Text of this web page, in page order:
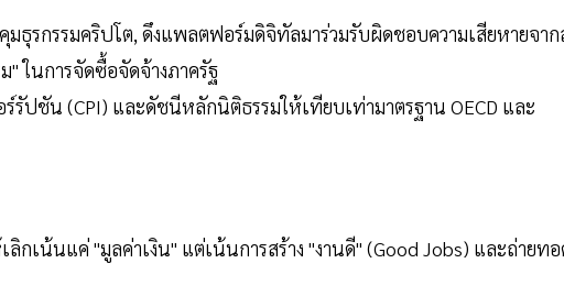
ธุรกรรมคริปโต, ดึงแพลตฟอร์มดิจิทัลมาร่วมรับผิดชอบความเสียหายจา
ในการจัดซื้อจัดจ้างภาครัฐ
ปชัน (CPI) และดัชนีหลักนิติธรรมให้เทียบเท่ามาตรฐาน OECD และ
กเน้นแค่ "มูลค่าเงิน" แต่เน้นการสร้าง "งานดี" (Good Jobs) และถ่ายท